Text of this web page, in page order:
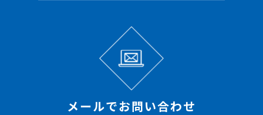
メールでお問い合わせ